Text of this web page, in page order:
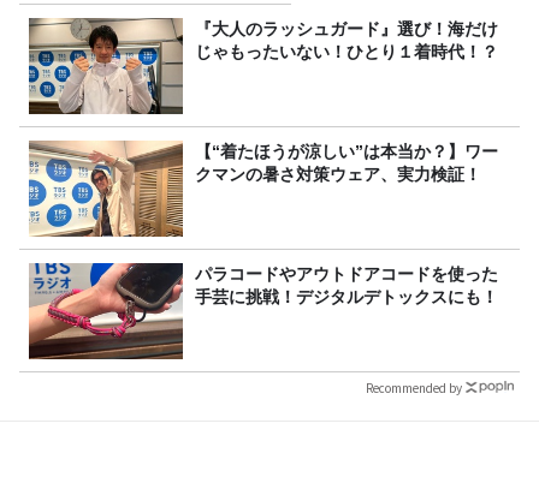
FC先行受付スタート！『大人のラッシュガード』選び！海だけ
じゃもったいない！ひとり１着時代！？
【“着たほうが涼しい”は本当か？】ワー
クマンの暑さ対策ウェア、実力検証！
パラコードやアウトドアコードを使った
手芸に挑戦！デジタルデトックスにも！
Recommended by